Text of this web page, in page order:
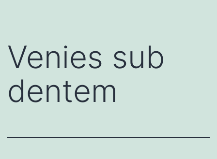
Venies sub
dentem